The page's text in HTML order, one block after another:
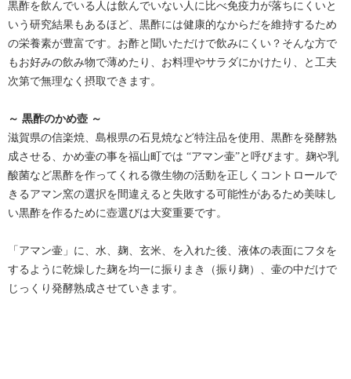
黒酢を飲んでいる人は飲んでいない人に比べ免疫力が落ちにくいと
いう研究結果もあるほど、黒酢には健康的なからだを維持するため
の栄養素が豊富です。お酢と聞いただけで飲みにくい？そんな方で
もお好みの飲み物で薄めたり、お料理やサラダにかけたり、と工夫
次第で無理なく摂取できます。
～ 黒酢のかめ壺 ～
滋賀県の信楽焼、島根県の石見焼など特注品を使用、黒酢を発酵熟
成させる、かめ壷の事を福山町では “アマン壷”と呼びます。麹や乳
酸菌など黒酢を作ってくれる微生物の活動を正しくコントロールで
きるアマン窯の選択を間違えると失敗する可能性があるため美味し
い黒酢を作るために壺選びは大変重要です。
「アマン壷」に、水、麹、玄米、を入れた後、液体の表面にフタを
するように乾燥した麹を均一に振りまき（振り麹）、壷の中だけで
じっくり発酵熟成させていきます。